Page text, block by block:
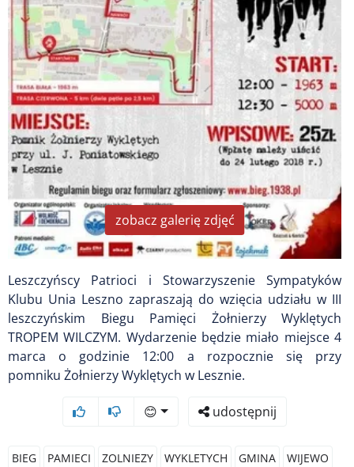
zobacz galerię zdjęć
Leszczyńscy Patrioci i Stowarzyszenie Sympatyków
Klubu Unia Leszno zapraszają do wzięcia udziału w III
leszczyńskim Biegu Pamięci Żołnierzy Wyklętych
TROPEM WILCZYM. Wydarzenie będzie miało miejsce 4
marca o godzinie 12:00 a rozpocznie się przy
pomniku Żołnierzy Wyklętych w Lesznie.
😊 udostępnij
BIEG PAMIECI ZOLNIEZY WYKLETYCH GMINA WIJEWO